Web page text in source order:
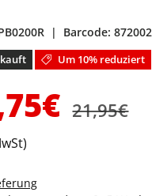
| Barcode:
Um 10% reduziert
21,95€